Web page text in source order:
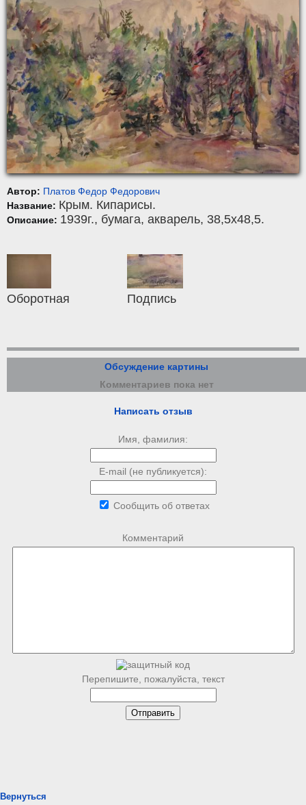
Автор: Платов Федор Федорович
Название: Крым. Кипарисы.
Описание: 1939г., бумага, акварель, 38,5x48,5.
Оборотная Подпись
Обсуждение картины
Комментариев пока нет
Написать отзыв
Имя, фамилия:
E-mail (не публикуется):
Сообщить об ответах
Комментарий
Перепишите, пожалуйста, текст
Вернуться